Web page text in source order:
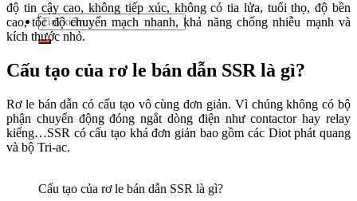
Tìm
kiếm:
độ tin cậy cao, không tiếp xúc, không có tia lửa, tuổi thọ, độ bền
cao, tốc độ chuyển mạch nhanh, khả năng chống nhiễu mạnh và
kích thước nhỏ.
Cấu tạo của rơ le bán dẫn SSR là gì?
Rơ le bán dẫn có cấu tạo vô cùng đơn giản. Vì chúng không có bộ
phận chuyển động đóng ngắt dòng điện như contactor hay relay
kiếng…SSR có cấu tạo khá đơn giản bao gồm các Diot phát quang
và bộ Tri-ac.
Cấu tạo của rơ le bán dẫn SSR là gì?